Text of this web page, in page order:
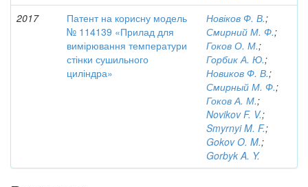
2017
Патент на корисну модель
№ 114139 «Прилад для
вимірювання температури
стінки сушильного
циліндра»
Новіков Ф. В.;
Смирний М. Ф.;
Гоков О. М.;
Горбик А. Ю.;
Новиков Ф. В.;
Смирный М. Ф.;
Гоков А. М.;
Novikov F. V.;
Smyrnyi M. F.;
Gokov O. M.;
Gorbyk A. Y.